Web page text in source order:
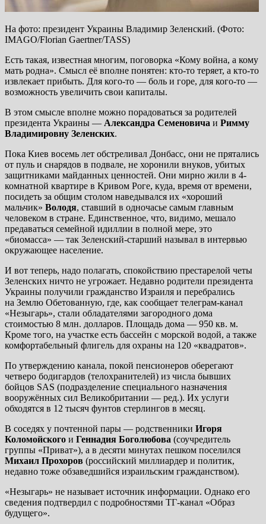
На фото: президент Украины Владимир Зеленский. (Фото:
IMAGO/Florian Gaertner/TASS)
Есть такая, известная многим, поговорка «Кому война, а кому
мать родна». Смысл её вполне понятен: кто-то теряет, а кто-то
извлекает прибыть. Для кого-то — боль и горе, для кого-то —
возможность увеличить свои капиталы.
В этом смысле вполне можно порадоваться за родителей
президента Украины — Александра Семеновича и Римму
Владимировну Зеленских.
Пока Киев восемь лет обстреливал Донбасс, они не прятались
от пуль и снарядов в подвале, не хоронили внуков, убитых
защитниками майданных ценностей. Они мирно жили в 4-
комнатной квартире в Кривом Роге, куда, время от времени,
посидеть за общим столом наведывался их «хороший
мальчик» Володя, ставший в одночасье самым главным
человеком в стране. Единственное, что, видимо, мешало
предаваться семейной идиллии в полной мере, это
«биомасса» — так Зеленский-старший называл в интервью
окружающее население.
И вот теперь, надо полагать, спокойствию престарелой четы
Зеленских ничто не угрожает. Недавно родители президента
Украины получили гражданство Израиля и перебрались
на Землю Обетованную, где, как сообщает телеграм-канал
«Незыгарь», стали обладателями загородного дома
стоимостью 8 млн. долларов. Площадь дома — 950 кв. м.
Кроме того, на участке есть бассейн с морской водой, а также
комфортабельный флигель для охраны на 120 «квадратов».
По утверждению канала, покой пенсионеров оберегают
четверо бодигардов (телохранителей) из числа бывших
бойцов SAS (подразделение специального назначения
вооружённых сил Великобритании — ред.). Их услуги
обходятся в 12 тысяч фунтов стерлингов в месяц.
В соседях у почтенной пары — родственники Игоря
Коломойского и Геннадия Боголюбова (соучредитель
группы «Приват»), а в десяти минутах пешком поселился
Михаил Прохоров (российский миллиардер и политик,
недавно тоже обзаведшийся израильским гражданством).
«Незыгарь» не называет источник информации. Однако его
сведения подтвердил с подробностями ТГ-канал «Образ
будущего».